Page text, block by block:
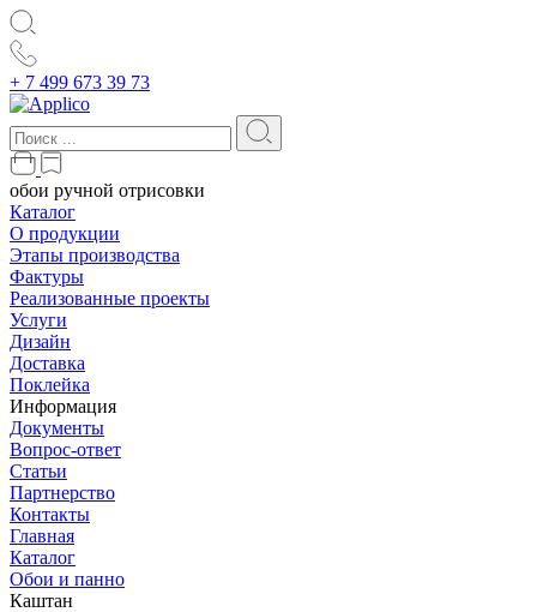
+ 7 499 673 39 73
обои ручной отрисовки
Каталог
О продукции
Этапы производства
Фактуры
Реализованные проекты
Услуги
Дизайн
Доставка
Поклейка
Информация
Документы
Вопрос-ответ
Статьи
Партнерство
Контакты
Главная
Каталог
Обои и панно
Каштан